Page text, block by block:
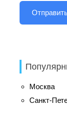
Москва
Санкт-